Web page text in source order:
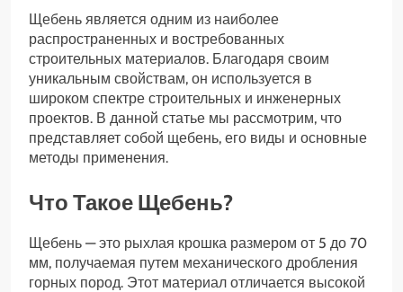
Щебень является одним из наиболее
распространенных и востребованных
строительных материалов. Благодаря своим
уникальным свойствам, он используется в
широком спектре строительных и инженерных
проектов. В данной статье мы рассмотрим, что
представляет собой щебень, его виды и основные
методы применения.
Что Такое Щебень?
Щебень — это рыхлая крошка размером от 5 до 70
мм, получаемая путем механического дробления
горных пород. Этот материал отличается высокой